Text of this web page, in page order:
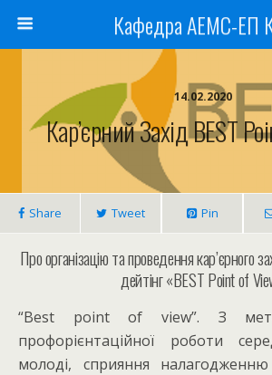
Кафедра АЕМС-ЕП
14.02.2020
Кар’єрний Захід BEST
Share Tweet Pin
Про організацію та проведення кар’єрного
дейтінг «BEST Point of
“Best point of view”. З
профорієнтаційної роботи
молоді, сприяння